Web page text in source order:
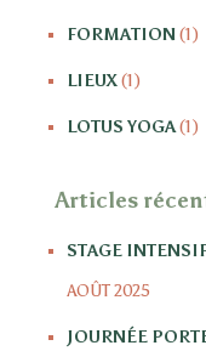
FORMATION(1)
LIEUX(1)
LOTUS YOGA(1)
Articles
STAGE
AOÛT 2025
JOURNÉE